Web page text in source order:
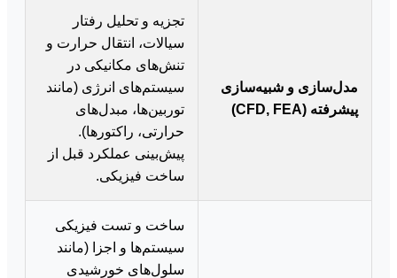
مدل‌سازی و شبیه‌سازی
پیشرفته (CFD, FEA)
تجزیه و تحلیل رفتار
سیالات، انتقال حرارت و
تنش‌های مکانیکی در
سیستم‌های انرژی (مانند
توربین‌ها، مبدل‌های
حرارتی، راکتورها).
پیش‌بینی عملکرد قبل از
ساخت فیزیکی.
ساخت و تست فیزیکی
سیستم‌ها و اجزا (مانند
سلول‌های خورشیدی